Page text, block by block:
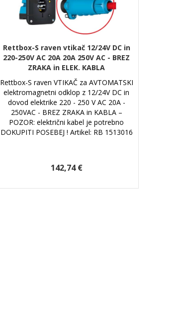
Rettbox-S raven vtikač 12/24V DC in
220-250V AC 20A 20A 250V AC - BREZ
ZRAKA in ELEK. KABLA
Rettbox-S raven VTIKAČ za AVTOMATSKI
elektromagnetni odklop z 12/24V DC in
dovod elektrike 220 - 250 V AC 20A -
250VAC - BREZ ZRAKA in KABLA –
POZOR: električni kabel je potrebno
DOKUPITI POSEBEJ ! Artikel: RB 1513016
142,74 €